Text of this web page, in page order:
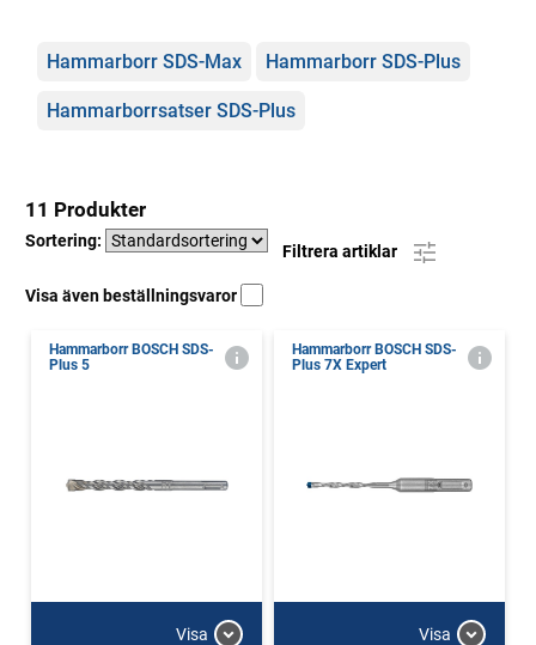
Kategorier
Hammarborr SDS-Max Hammarborr SDS-Plus
Hammarborrsatser SDS-Plus
11 Produkter
Sortering:
Filtrera artiklar
Visa även beställningsvaror
Hammarborr BOSCH SDS-
Plus 5
Visa
Hammarborr BOSCH SDS-
Plus 7X Expert
Visa